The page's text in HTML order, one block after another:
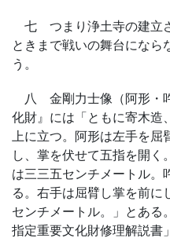
七 つまり浄土寺の建立
ときまで戦いの舞台になら
う。
八 金剛力士像（阿形・
化財』には「ともに寄木造
上に立つ。阿形は左手を
し、掌を伏せて五指を開く
は三三五センチメートル。
る。右手は屈臂し掌を前に
センチメートル。」とある
指定重要文化財修理解説書